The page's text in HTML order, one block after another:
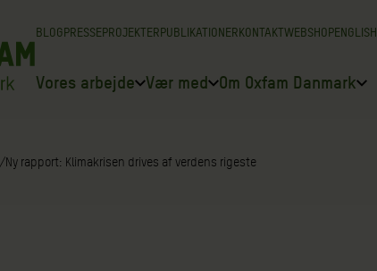
BLOGPRESSEPROJEKTERPUBLIKATIONERKONTAKTWEBSHOPENGLISH
Vores arbejde Vær med Om Oxfam Danmark
/Ny rapport: Klimakrisen drives af verdens rigeste